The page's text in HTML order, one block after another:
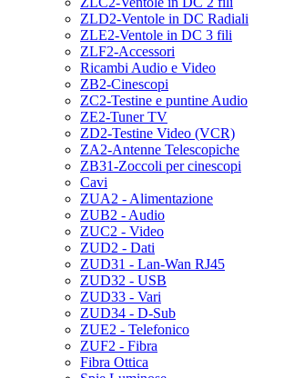
ZLD2-Ventole in DC Radiali
ZLE2-Ventole in DC 3 fili
ZLF2-Accessori
Ricambi Audio e Video
ZB2-Cinescopi
ZC2-Testine e puntine Audio
ZE2-Tuner TV
ZD2-Testine Video (VCR)
ZA2-Antenne Telescopiche
ZB31-Zoccoli per cinescopi
Cavi
ZUA2 - Alimentazione
ZUB2 - Audio
ZUC2 - Video
ZUD2 - Dati
ZUD31 - Lan-Wan RJ45
ZUD32 - USB
ZUD33 - Vari
ZUD34 - D-Sub
ZUE2 - Telefonico
ZUF2 - Fibra
Fibra Ottica